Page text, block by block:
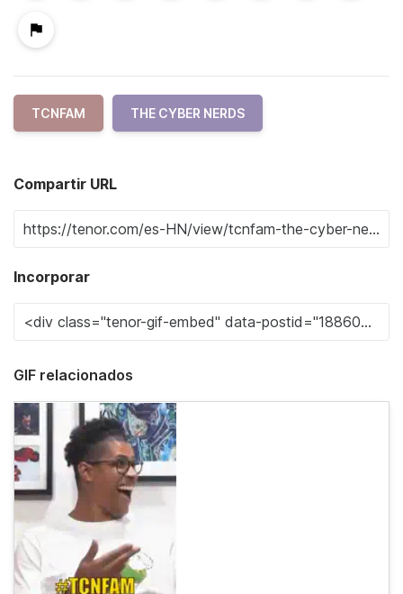
TCNFAM THE CYBER NERDS
Compartir URL
Incorporar
GIF relacionados